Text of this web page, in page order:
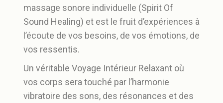
massage sonore individuelle (Spirit Of
Sound Healing) et est le fruit d’expériences à
l’écoute de vos besoins, de vos émotions, de
vos ressentis.
Un véritable Voyage Intérieur Relaxant où
vos corps sera touché par l’harmonie
vibratoire des sons, des résonances et des